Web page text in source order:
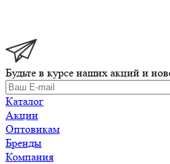
Будьте в курсе наших акций и
Каталог
Акции
Оптовикам
Бренды
Компания